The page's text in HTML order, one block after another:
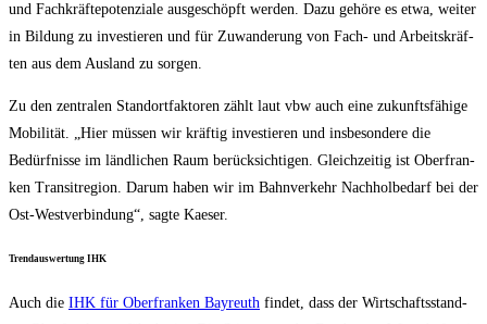
und Fach­kräf­te­po­ten­zia­le aus­ge­schöpft wer­den. Dazu gehö­re es etwa, wei­ter
in Bil­dung zu inves­tie­ren und für Zuwan­de­rung von Fach- und Arbeits­kräf­
ten aus dem Aus­land zu sorgen.
Zu den zen­tra­len Stand­ort­fak­to­ren zählt laut vbw auch eine zukunfts­fä­hi­ge
Mobi­li­tät. „Hier müs­sen wir kräf­tig inves­tie­ren und ins­be­son­de­re die
Bedürf­nis­se im länd­li­chen Raum berück­sich­ti­gen. Gleich­zei­tig ist Ober­fran­
ken Tran­sit­re­gi­on. Dar­um haben wir im Bahn­ver­kehr Nach­hol­be­darf bei der
Ost-West­ver­bin­dung“, sag­te Kaeser.
Trend­aus­wer­tung IHK
Auch die IHK für Ober­fran­ken Bay­reuth fin­det, dass der Wirt­schafts­stand­